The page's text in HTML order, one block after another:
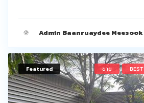
Admin Baanruaydee Meesook
Featured ขาย BEST